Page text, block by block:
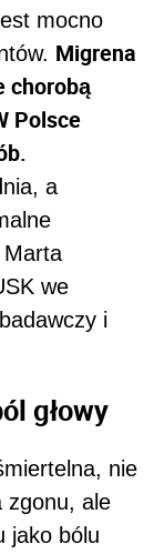
mocno
Migrena
chorobą
Polsce
a
Marta
we
badawczy i
głowy
nie
zgonu, ale
jako bólu